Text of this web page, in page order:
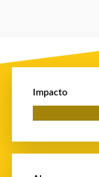
Impacto